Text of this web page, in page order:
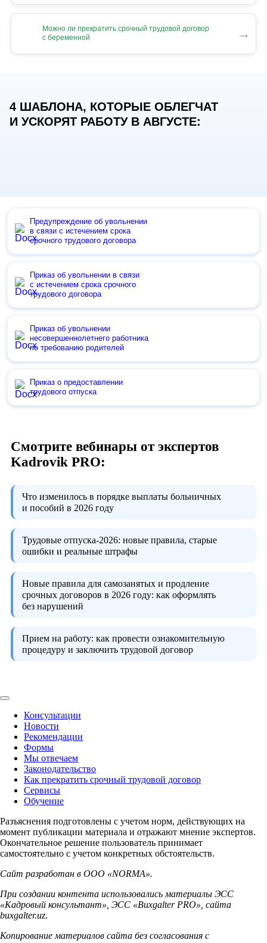
Можно ли прекратить срочный трудовой договор
с беременной
→
4 ШАБЛОНА, КОТОРЫЕ ОБЛЕГЧАТ
И УСКОРЯТ РАБОТУ В АВГУСТЕ:
Предупреждение об увольнении
в связи с истечением срока
срочного трудового договора
Приказ об увольнении в связи
с истечением срока срочного
трудового договора
Приказ об увольнении
несовершеннолетнего работника
по требованию родителей
Приказ о предоставлении
трудового отпуска
Смотрите вебинары от экспертов
Kadrovik PRO:
Что изменилось в порядке выплаты больничных
и пособий в 2026 году
Трудовые отпуска-2026: новые правила, старые
ошибки и реальные штрафы
Новые правила для самозанятых и продление
срочных договоров в 2026 году: как оформлять
без нарушений
Прием на работу: как провести ознакомительную
процедуру и заключить трудовой договор
Консультации
Новости
Рекомендации
Формы
Мы отвечаем
Законодательство
Как прекратить срочный трудовой договор
Сервисы
Обучение
Разъяснения подготовлены с учетом норм, действующих на
момент публикации материала и отражают мнение экспертов.
Окончательное решение пользователь принимает
самостоятельно с учетом конкретных обстоятельств.
Сайт разработан в ООО «NORMA».
При создании контента использовались материалы ЭСС
«Кадровый консультант», ЭСС «Buxgalter PRO», сайта
buxgalter.uz.
Копирование материалов сайта без согласования с